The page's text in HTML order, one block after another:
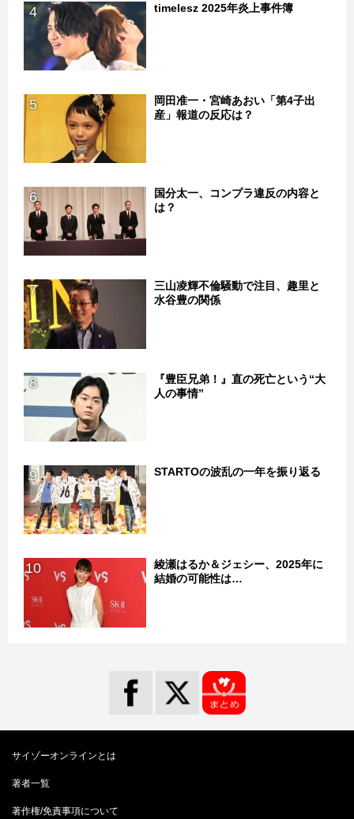
4 timelesz 2025年炎上事件簿
5
岡田准一・宮崎あおい「第4子出
産」報道の反応は？
6
国分太一、コンプラ違反の内容と
は？
7
三山凌輝不倫騒動で注目、趣里と
水谷豊の関係
8
『豊臣兄弟！』直の死亡という“大
人の事情”
9 STARTOの波乱の一年を振り返る
10
綾瀬はるか＆ジェシー、2025年に
結婚の可能性は…
サイゾーオンラインとは
著者一覧
著作権/免責事項について